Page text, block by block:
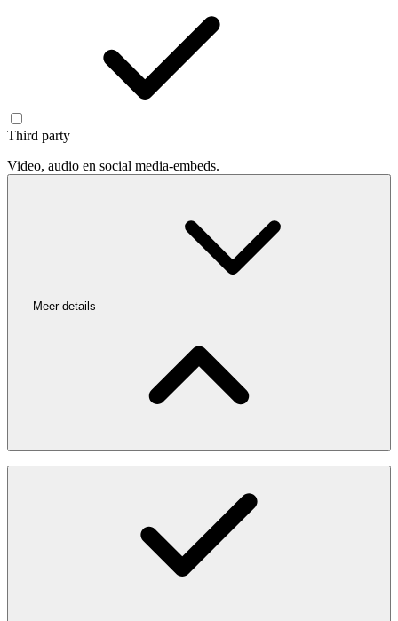
Third party
Video, audio en social media-embeds.
Meer details